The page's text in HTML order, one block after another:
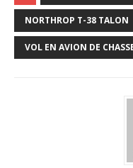
NORTHROP T-38 TALON
VOL EN AVION DE